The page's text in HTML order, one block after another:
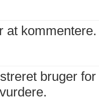
at kommentere.
bruger for
vurdere.